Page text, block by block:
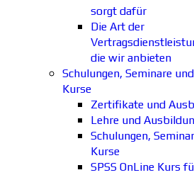
sorgt dafür
Die Art der
die wir anbieten
Schulungen, Seminare und
Kurse
Zertifikate und
Lehre und
Schulungen,
Kurse
SPSS OnLine Kurs